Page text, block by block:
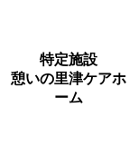
特定施設
憩いの里津ケアホ
ーム